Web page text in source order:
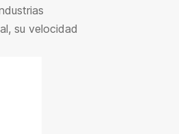
su velocidad